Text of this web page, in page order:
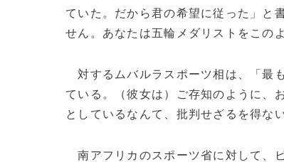
ていた。だから君の希望に従った」と
せん。あなたは五輪メダリストをこの
対するムバルラスポーツ相は、「最
ている。（彼女は）ご存知のように、
としているなんて、批判せざるを得な
南アフリカのスポーツ省に対して、